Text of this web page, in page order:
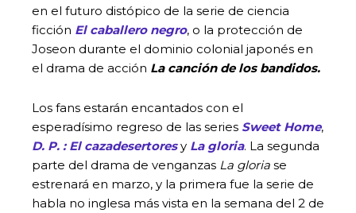
en el futuro distópico de la serie de ciencia
ficción El caballero negro, o la protección de
Joseon durante el dominio colonial japonés en
el drama de acción La canción de los bandidos.
Los fans estarán encantados con el
esperadísimo regreso de las series Sweet Home,
D. P. : El cazadesertoresy La gloria. La segunda
parte del drama de venganzas La gloria se
estrenará en marzo, y la primera fue la serie de
habla no inglesa más vista en la semana del 2 de